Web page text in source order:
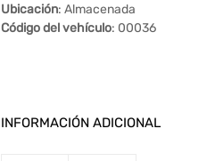
Ubicación: Almacenada
Código del vehículo: 00036
INFORMACIÓN ADICIONAL